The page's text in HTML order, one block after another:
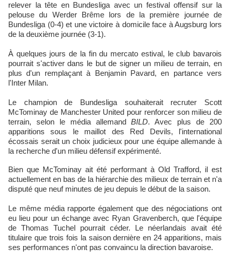
relever la tête en Bundesliga avec un festival offensif sur la
pelouse du Werder Brême lors de la première journée de
Bundesliga (0-4) et une victoire à domicile face à Augsburg lors
de la deuxième journée (3-1).
À quelques jours de la fin du mercato estival, le club bavarois
pourrait s'activer dans le but de signer un milieu de terrain, en
plus d'un remplaçant à Benjamin Pavard, en partance vers
l'Inter Milan.
Le champion de Bundesliga souhaiterait recruter Scott
McTominay de Manchester United pour renforcer son milieu de
terrain, selon le média allemandBILD. Avec plus de 200
apparitions sous le maillot des Red Devils, l'international
écossais serait un choix judicieux pour une équipe allemande à
la recherche d'un milieu défensif expérimenté.
Bien que McTominay ait été performant à Old Trafford, il est
actuellement en bas de la hiérarchie des milieux de terrain et n'a
disputé que neuf minutes de jeu depuis le début de la saison.
Le même média rapporte également que des négociations ont
eu lieu pour un échange avec Ryan Gravenberch, que l'équipe
de Thomas Tuchel pourrait céder. Le néerlandais avait été
titulaire que trois fois la saison dernière en 24 apparitions, mais
ses performances n'ont pas convaincu la direction bavaroise.